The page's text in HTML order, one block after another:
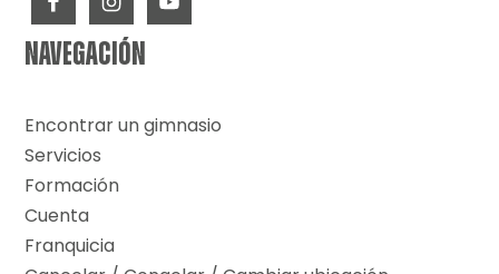
NAVEGACIÓN
Encontrar un gimnasio
Servicios
Formación
Cuenta
Franquicia